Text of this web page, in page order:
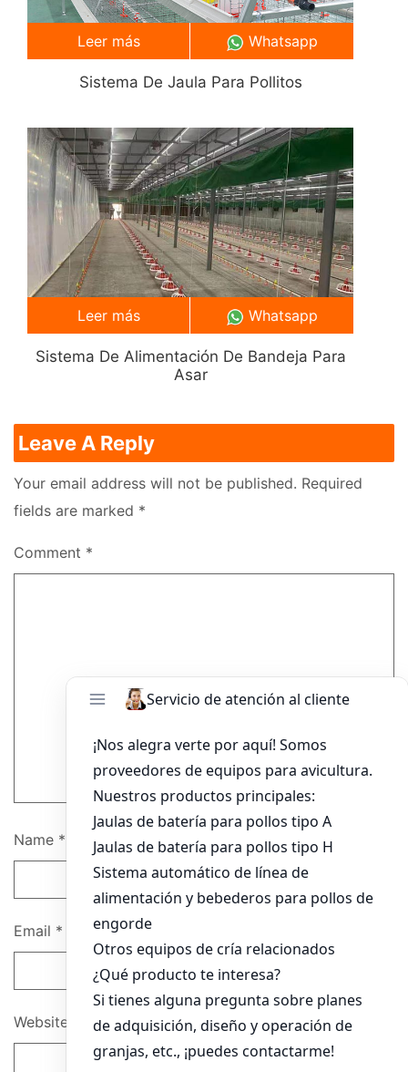
Sistema De Jaula Para Pollitos
Leer más Whatsapp
Sistema De Alimentación De Bandeja Para
Asar
Leer más Whatsapp
Leave A Reply
Your email address will not be published. Required
fields are marked *
Comment *
Name *
Email *
Website